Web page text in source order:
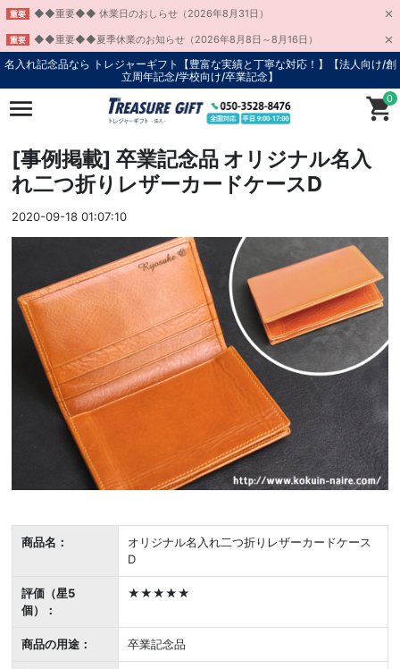
重要 ◆◆重要◆◆ 休業日のおしらせ（2026年8月31日）
重要
◆◆重要◆◆夏季休業のお知らせ（2026年8月8日～8月16日）
名入れ記念品なら トレジャーギフト【豊富な実績と丁寧な対応！】
【法人向け/創
立周年記念/学校向け/卒業記念】
0
[事例掲載] 卒業記念品 オリジナル名入
れ二つ折りレザーカードケースD
2020-09-18 01:07:10
商品名：
オリジナル名入れ二つ折りレザーカードケース
D
評価（星5
個）：
★★★★★
商品の用途： 卒業記念品